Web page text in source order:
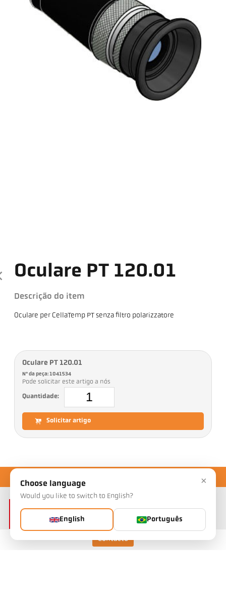
Contacto
Oculare PT 120.01
Descrição do item
Oculare per CellaTemp PT senza filtro polarizzatore
Oculare PT 120.01
Nº da peça: 1041534
Pode solicitar este artigo a nós
Quantidade:
Solicitar artigo
×
Choose language
Would you like to switch to English?
English Português